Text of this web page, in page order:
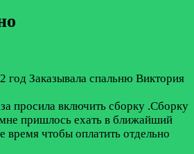
год Заказывала спальню Виктория
просила включить сборку .Сборку
пришлось ехать в ближайший
время чтобы оплатить отдельно